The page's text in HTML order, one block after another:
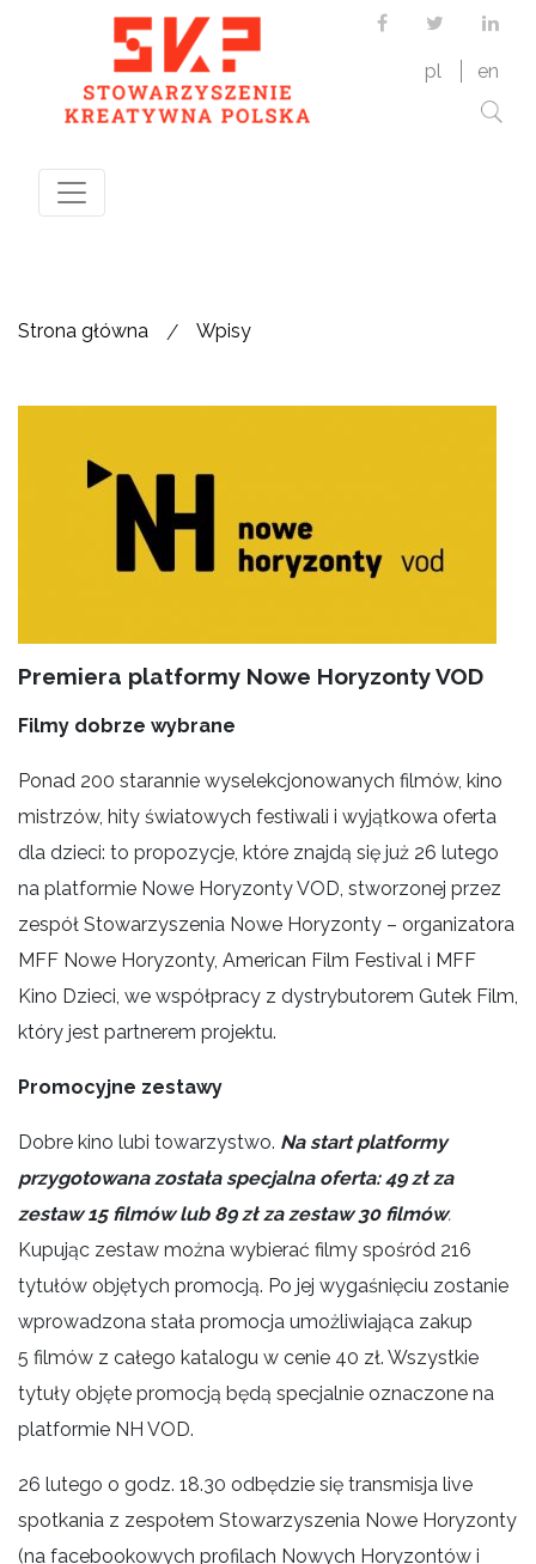
FacebookTwitter
pl en
Strona główna / Wpisy
Premiera platformy Nowe Horyzonty VOD
Filmy dobrze wybrane
Ponad 200 starannie wyselekcjonowanych filmów, kino
mistrzów, hity światowych festiwali i wyjątkowa oferta
dla dzieci: to propozycje, które znajdą się już 26 lutego
na platformie Nowe Horyzonty VOD, stworzonej przez
zespół Stowarzyszenia Nowe Horyzonty – organizatora
MFF Nowe Horyzonty, American Film Festival i MFF
Kino Dzieci, we współpracy z dystrybutorem Gutek Film,
który jest partnerem projektu.
Promocyjne zestawy
Dobre kino lubi towarzystwo. Na start platformy
przygotowana została specjalna oferta: 49 zł za
zestaw 15 filmów lub 89 zł za zestaw 30 filmów.
Kupując zestaw można wybierać filmy spośród 216
tytułów objętych promocją. Po jej wygaśnięciu zostanie
wprowadzona stała promocja umożliwiająca zakup
5 filmów z całego katalogu w cenie 40 zł. Wszystkie
tytuły objęte promocją będą specjalnie oznaczone na
platformie NH VOD.
26 lutego o godz. 18.30 odbędzie się transmisja live
spotkania z zespołem Stowarzyszenia Nowe Horyzonty
(na facebookowych profilach Nowych Horyzontów i